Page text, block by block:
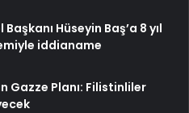
Başkanı Hüseyin Baş’a 8 yıl
iddianame
Gazze Planı: Filistinliler